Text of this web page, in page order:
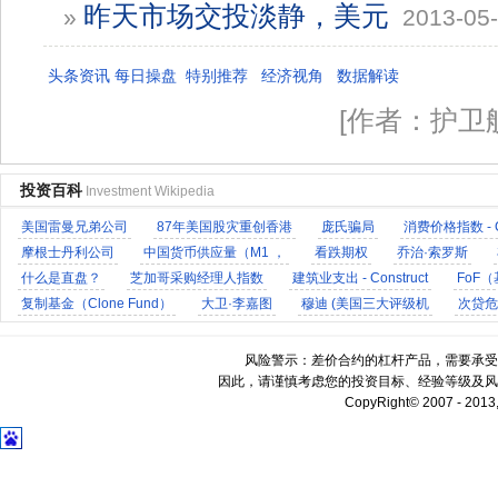
» 昨天市场交投淡静，美元 2013-
头条资讯 每日操盘 特别推荐 经济视角 数据解读
[作者：护
投资百科 Investment Wikipedia
美国雷曼兄弟公司 87年美国股灾重创香港 庞氏骗局
消费价格指数 -
摩根士丹利公司
中国货币供应量（M1 ， 看跌期权 乔治·索罗斯
什么是直盘？
芝加哥采购经理人指数 建筑业支出 - Construct
FoF
复制基金（Clone Fund）
大卫·李嘉图 穆迪 (美国三大评级机
次贷
风险警示：差价合约的杠杆产品，需要承
因此，请谨慎考虑您的投资目标、经验等级及
CopyRight© 2007 -